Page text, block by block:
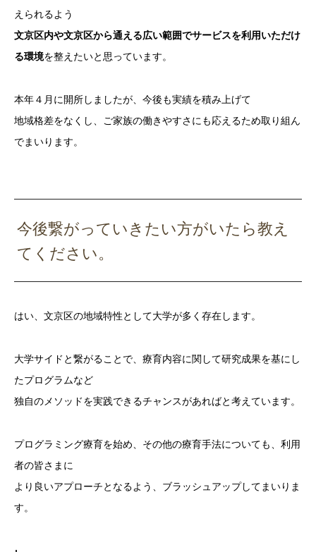
えられるよう
文京区内や文京区から通える広い範囲でサービスを利用いただけ
る環境を整えたいと思っています。
本年４月に開所しましたが、今後も実績を積み上げて
地域格差をなくし、ご家族の働きやすさにも応えるため取り組ん
でまいります。
今後繋がっていきたい方がいたら教え
てください。
はい、文京区の地域特性として大学が多く存在します。
大学サイドと繋がることで、療育内容に関して研究成果を基にし
たプログラムなど
独自のメソッドを実践できるチャンスがあればと考えています。
プログラミング療育を始め、その他の療育手法についても、利用
者の皆さまに
より良いアプローチとなるよう、ブラッシュアップしてまいりま
す。